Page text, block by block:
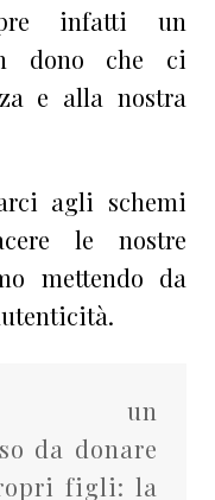
infatti un
dono che ci
e alla nostra
agli schemi
le nostre
mettendo da
è un
da donare
figli: la